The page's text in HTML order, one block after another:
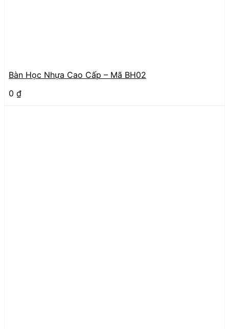
Bàn Học Nhựa Cao Cấp – Mã BH02
0 ₫